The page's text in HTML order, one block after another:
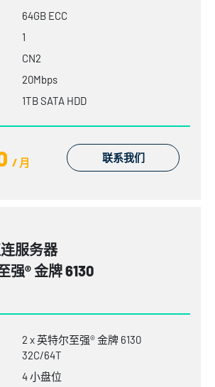
64GB ECC
1
CN2
20Mbps
1TB SATA HDD
/ 月 联系我们
服务器
强® 金牌 6130
2 x 英特尔至强® 金牌 6130
32C/64T
4 小盘位